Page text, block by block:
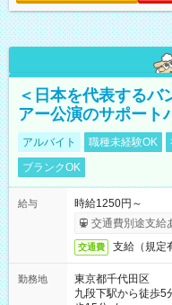
＜日本を代表するバ
アー公演のサポート
アルバイト 職種未経験OK
ブランクOK
給与
時給1250円～
交通費別途支給
交通費 支給（規定
勤務地
東京都千代田区
九段下駅から徒歩5